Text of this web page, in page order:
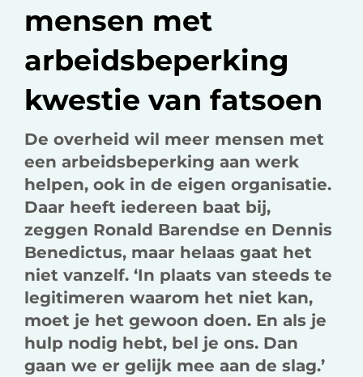
o
o
k
I
mensen met
arbeidsbeperking
kwestie van fatsoen
De overheid wil meer mensen met
een arbeidsbeperking aan werk
helpen, ook in de eigen organisatie.
Daar heeft iedereen baat bij,
zeggen Ronald Barendse en Dennis
Benedictus, maar helaas gaat het
niet vanzelf. ‘In plaats van steeds te
legitimeren waarom het niet kan,
moet je het gewoon doen. En als je
hulp nodig hebt, bel je ons. Dan
gaan we er gelijk mee aan de slag.’